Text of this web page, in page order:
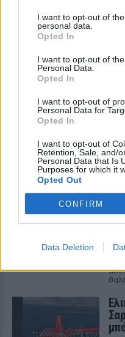
I want to opt-out of
personal data.
Opted In
I want to opt-out of
Personal Data.
Opted In
I want to opt-out of
Personal Data for
Opted In
I want to opt-out of
Retention, Sale, and/
Personal Data that Is
Purposes for which it
Opted Out
CONFIRM
Data Deletion
ΔΕΙΤΕ ΕΠΙΣΗΣ
ΣΤΗΝ ΙΔΙΑ